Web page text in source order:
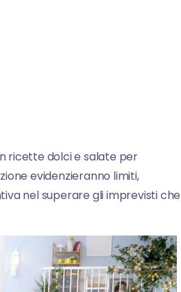
ricette dolci e salate per
evidenzieranno limiti,
nel superare gli imprevisti che